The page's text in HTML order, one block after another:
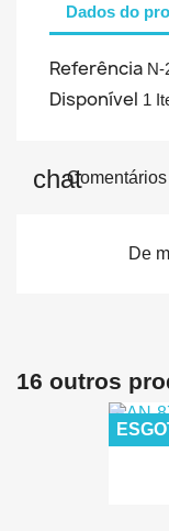
Dados do
Referência N-
Disponível 1
Comentários
De
16 outros